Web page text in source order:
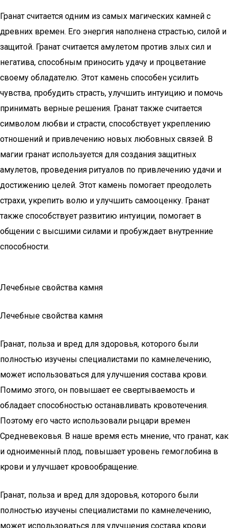
Гранат считается одним из самых магических камней с
древних времен. Его энергия наполнена страстью, силой и
защитой. Гранат считается амулетом против злых сил и
негатива, способным приносить удачу и процветание
своему обладателю. Этот камень способен усилить
чувства, пробудить страсть, улучшить интуицию и помочь
принимать верные решения. Гранат также считается
символом любви и страсти, способствует укреплению
отношений и привлечению новых любовных связей. В
магии гранат используется для создания защитных
амулетов, проведения ритуалов по привлечению удачи и
достижению целей. Этот камень помогает преодолеть
страхи, укрепить волю и улучшить самооценку. Гранат
также способствует развитию интуиции, помогает в
общении с высшими силами и пробуждает внутренние
способности.
Лечебные свойства камня
Лечебные свойства камня
Гранат, польза и вред для здоровья, которого были
полностью изучены специалистами по камнелечению,
может использоваться для улучшения состава крови.
Помимо этого, он повышает ее свертываемость и
обладает способностью останавливать кровотечения.
Поэтому его часто использовали рыцари времен
Средневековья. В наше время есть мнение, что гранат, как
и одноименный плод, повышает уровень гемоглобина в
крови и улучшает кровообращение.
Гранат, польза и вред для здоровья, которого были
полностью изучены специалистами по камнелечению,
может использоваться для улучшения состава крови.